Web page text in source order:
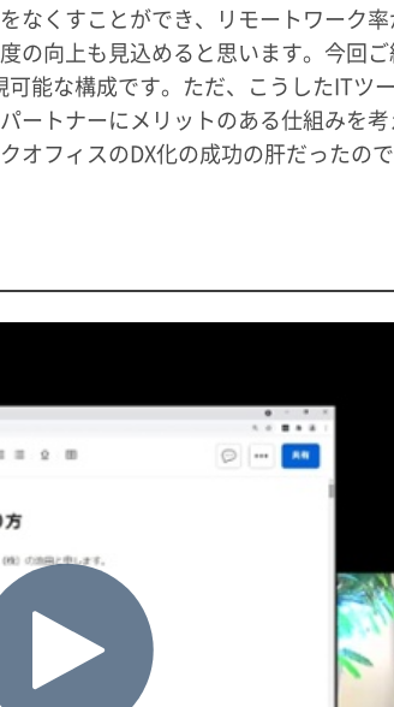
なくすことができ、リモートワーク
の向上も見込めると思います。今回
能な構成です。ただ、こうしたITツ
ートナーにメリットのある仕組みを
オフィスのDX化の成功の肝だったの